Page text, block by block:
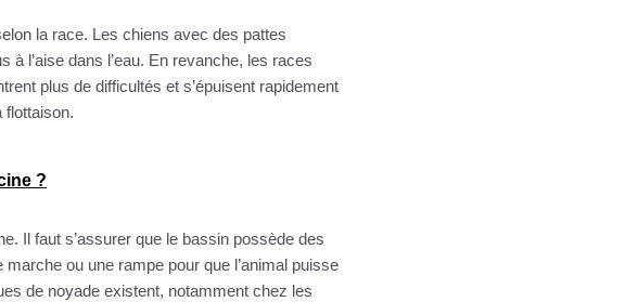
la race. Les chiens avec des pattes
à l’aise dans l’eau. En revanche, les races
plus de difficultés et s’épuisent rapidement
flottaison.
?
Il faut s’assurer que le bassin possède des
marche ou une rampe pour que l’animal puisse
de noyade existent, notamment chez les